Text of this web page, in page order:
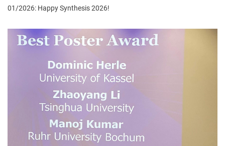
01/2026: Happy Synthesis 2026!